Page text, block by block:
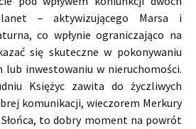
– aktywizującego Marsa i
co wpłynie ograniczająco na
się skuteczne w pokonywaniu
lub inwestowaniu w nieruchomości.
Księżyc zawita do życzliwych
komunikacji, wieczorem Merkury
Słońca, to dobry moment na powrót